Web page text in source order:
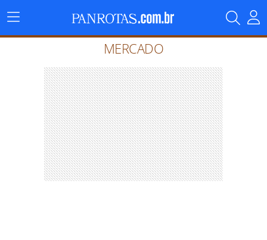
Menu
Principal
MERCADO